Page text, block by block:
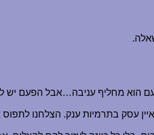
הוא מחליף עניבה…אבל הפעם יש
עסק בתרמיות ענק. הצלחנו